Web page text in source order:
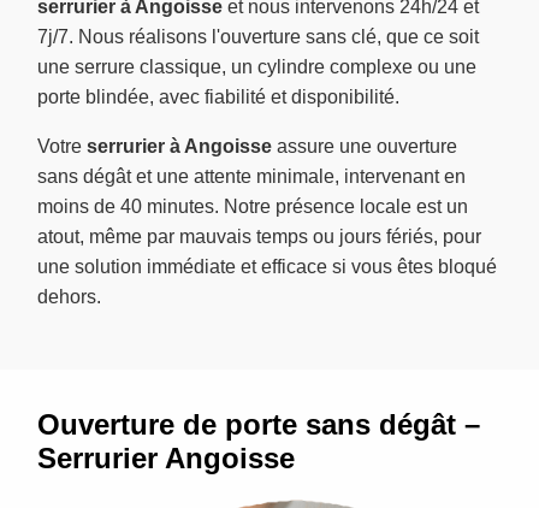
serrurier à Angoisse et nous intervenons 24h/24 et
7j/7. Nous réalisons l'ouverture sans clé, que ce soit
une serrure classique, un cylindre complexe ou une
porte blindée, avec fiabilité et disponibilité.
Votre serrurier à Angoisse assure une ouverture
sans dégât et une attente minimale, intervenant en
moins de 40 minutes. Notre présence locale est un
atout, même par mauvais temps ou jours fériés, pour
une solution immédiate et efficace si vous êtes bloqué
dehors.
Ouverture de porte sans dégât –
Serrurier Angoisse